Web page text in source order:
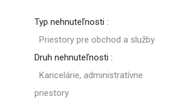
Typ nehnuteľnosti :
Priestory pre obchod a služby
Druh nehnuteľnosti :
Kancelárie, administratívne
priestory